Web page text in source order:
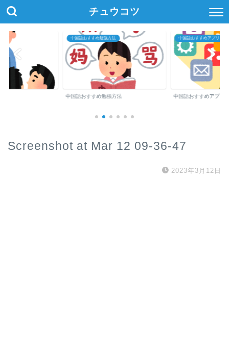
チュウコツ
中国語おすすめ勉強方法
中国語おすすめ勉強方法
中国語おすすめアプリ・参
中国語おすすめアプリ
Screenshot at Mar 12 09-36-47
2023年3月12日